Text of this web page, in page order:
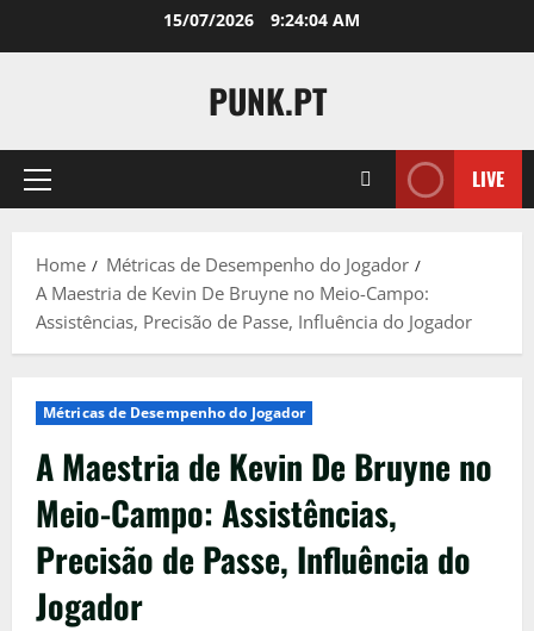
15/07/2026 9:24:06 AM
PUNK.PT
Primary
LIVE
Home
Métricas de Desempenho do Jogador
A Maestria de Kevin De Bruyne no Meio-Campo:
Assistências, Precisão de Passe, Influência do Jogador
Métricas de Desempenho do Jogador
A Maestria de Kevin De Bruyne no
Meio-Campo: Assistências,
Precisão de Passe, Influência do
Jogador